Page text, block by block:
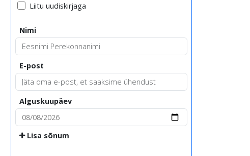
Liitu uudiskirjaga
Nimi
E-post
Alguskuupäev
Lisa sõnum